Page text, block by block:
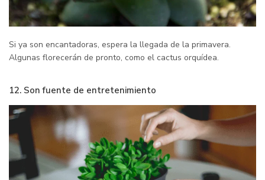
Si ya son encantadoras, espera la llegada de la primavera.
Algunas florecerán de pronto, como el cactus orquídea.
12. Son fuente de entretenimiento